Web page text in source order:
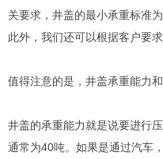
关要求，井盖的最小承重标准
此外，我们还可以根据客户要
值得注意的是，井盖承重能力
井盖的承重能力就是说要进行
通常为40吨。如果是通过汽车